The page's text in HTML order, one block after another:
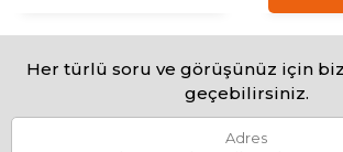
Her türlü soru ve görüşünüz için
geçebilirsiniz.
Adres